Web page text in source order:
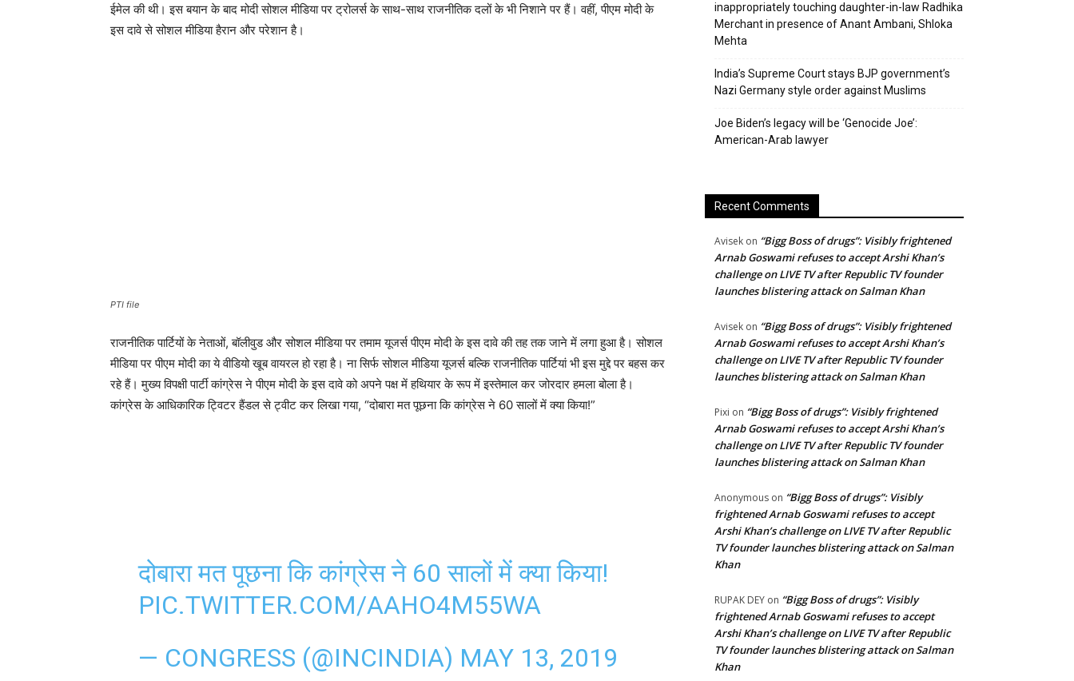
ईमेल की थी। इस बयान के बाद मोदी सोशल मीडिया पर ट्रोलर्स के साथ-साथ राजनीतिक दलों के भी निशाने पर हैं। वहीं, पीएम मोदी के
इस दावे से सोशल मीडिया हैरान और परेशान है।
PTI file
राजनीतिक पार्टियों के नेताओं, बॉलीवुड और सोशल मीडिया पर तमाम यूजर्स पीएम मोदी के इस दावे की तह तक जाने में लगा हुआ है। सोशल
मीडिया पर पीएम मोदी का ये वीडियो खूब वायरल हो रहा है। ना सिर्फ सोशल मीडिया यूजर्स बल्कि राजनीतिक पार्टियां भी इस मुद्दे पर बहस कर
रहे हैं। मुख्य विपक्षी पार्टी कांग्रेस ने पीएम मोदी के इस दावे को अपने पक्ष में हथियार के रूप में इस्तेमाल कर जोरदार हमला बोला है।
कांग्रेस के आधिकारिक ट्विटर हैंडल से ट्वीट कर लिखा गया, “दोबारा मत पूछना कि कांग्रेस ने 60 सालों में क्या किया!”
दोबारा मत पूछना कि कांग्रेस ने 60 सालों में क्या किया!
PIC.TWITTER.COM/AAHO4M55WA
— CONGRESS (@INCINDIA) MAY 13, 2019
inappropriately touching daughter-in-law Radhika
Merchant in presence of Anant Ambani, Shloka
Mehta
India’s Supreme Court stays BJP government’s
Nazi Germany style order against Muslims
Joe Biden’s legacy will be ‘Genocide Joe’:
American-Arab lawyer
Recent Comments
Avisek on “Bigg Boss of drugs”: Visibly frightened
Arnab Goswami refuses to accept Arshi Khan’s
challenge on LIVE TV after Republic TV founder
launches blistering attack on Salman Khan
Avisek on “Bigg Boss of drugs”: Visibly frightened
Arnab Goswami refuses to accept Arshi Khan’s
challenge on LIVE TV after Republic TV founder
launches blistering attack on Salman Khan
Pixi on “Bigg Boss of drugs”: Visibly frightened
Arnab Goswami refuses to accept Arshi Khan’s
challenge on LIVE TV after Republic TV founder
launches blistering attack on Salman Khan
Anonymous on “Bigg Boss of drugs”: Visibly
frightened Arnab Goswami refuses to accept
Arshi Khan’s challenge on LIVE TV after Republic
TV founder launches blistering attack on Salman
Khan
RUPAK DEY on “Bigg Boss of drugs”: Visibly
frightened Arnab Goswami refuses to accept
Arshi Khan’s challenge on LIVE TV after Republic
TV founder launches blistering attack on Salman
Khan